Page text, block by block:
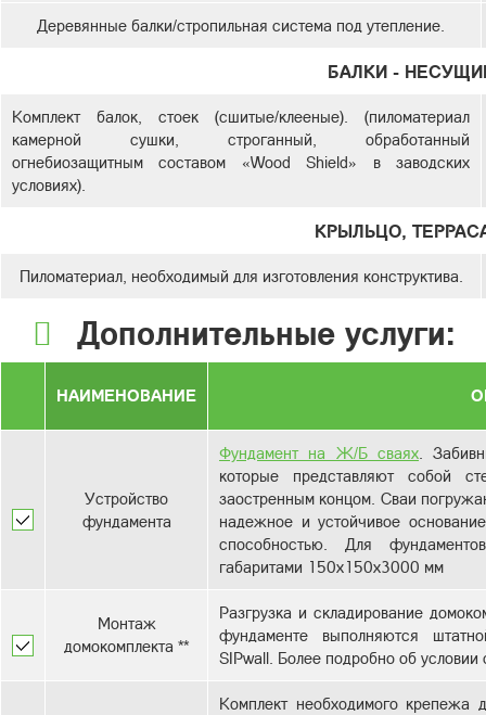
Деревянные балки/стропильная система под утепление.
БАЛКИ -
Комплект балок, стоек (сшитые/клееные). (пиломатериал
камерной сушки, строганный, обработанный
огнебиозащитным составом «Wood Shield» в заводских
условиях).
КРЫЛЬЦО,
Пиломатериал, необходимый для изготовления конструктива.
Дополнительные услуги:
НАИМЕНОВАНИЕ
Устройство
фундамента
Фундамент на Ж/Б сваях .
которые представляют собой
заостренным концом. Сваи
надежное и устойчивое
способностью. Для
Монтаж
домокомплекта **
Разгрузка и складирование
фундаменте выполняются
SIPwall. Более подробно об
Комплект необходимого крепежа